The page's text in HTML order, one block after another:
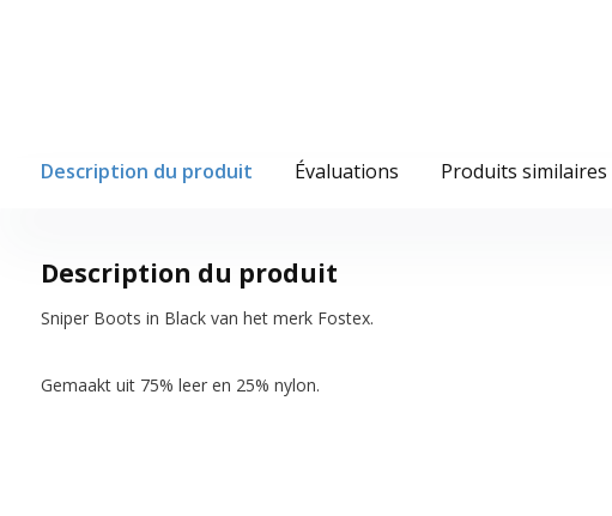
Description du produit Évaluations Produits similaires
Description du produit
Sniper Boots in Black van het merk Fostex.
Gemaakt uit 75% leer en 25% nylon.